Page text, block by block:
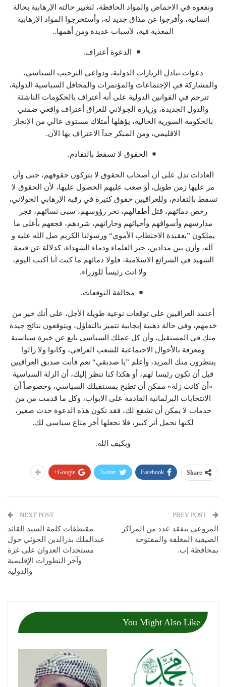
ونقعوه في الاحماض والمواد الحافظة، لتغيير حالته الإرهابية بحالة
إنسانية، وأفرجوا عن مذاق جديد له، وأستخرجوا المواد الإرهابية
المغذية فيه، لأسباب عديدة ومن أهمها..
الدعوة أعتراف.
دعوات تبادل الزيارات الدولية، ودواعي الترحيب السياسي،
والمشاركة في الإجتماعات والمؤتمرات والمحافل السياسية الدولية،
تترجم في القوانين الدولية على أنه أعتراف بالحكومات الناشئة
والدول الجديدة، وزيارة الجولاني للعراق أعتراف واقعي ضمني
بالحكومة السورية الحالية، يؤهلها أمتلاك مستوى عالي من الإنجاز
الاقليمي، ومن المبكر جدآ الاعتراف بها الآن.
الحقوق لا تسقط بالتقادم.
العادات تدل على أن أصحاب الحقوق لا يتركون حقوقهم، حتى وأن
مر عليها زمن طويل، أو صعب عليهم الحصول عليها، لأن الحقوق لا
تسقط بالتقادم، وللعراقيين حقوق كثيرة في رقبة الإرهابي الجولاني،
رخص دمائهم، قتل أطفالهم، نحر رؤوسهم، سبى نسائهم، فجر
مدارسهم وأسواقهم وأحيائهم وحاراتهم، شردهم، فجعهم بأغلى ما
يملكون ”بعقيدة الاحتطاب الأموي“ ورسولنا الكريم صل الله عليه و
آله، وأزن بين مدادين، حبر العلماء ودماء الشهداء، كدلالة عن قيمة
الشهيد في الشرائع الاسلامية، فلولا دمائهم ما كنت أنا أكتب اليوم،
ولا انت رئيساً للوزراء.
مخالفة التوقعات.
أعتمد العراقيين على توقعات نوعية طويلة الأجل، على أنك خير من
خدمهم، وفي حالة ذهنية إيجابية تتميز بالتفاؤل، ويتوقعون نتائج جيدة
منك في المستقبل، وأن كل عملك السياسي نابع عن خبرة سياسية
ومعرفة بالأحوال الاجتماعية للشعب العراقي، وكانوا ولا زالوا
ينتظرون منك المزيد، وأعلم ”يا صديقي“ نعم فأنت صديق العراقيين
قبل أن تكون رئيسا لهم، أو هكذا كنا ننظر إليك، أن الزلة السياسية
«أن كانت زلة» ممكن أن تطيح بمستقبلك السياسي، وخصوصاً أن
الانتخابات البرلمانية القادمة على الابواب، وكل ما قدمت من من
خدمات لا يمكن أن تشفع لك، فقد تكون هذه الدعوة حدث صغير،
لكنها تحمل أثر كبير، فلا تجعلها أخر متاع سياسي لك.
وبكيف الله.
Share
Facebook
Twitter
Google+
المروعي يتفقد عدد من المراكز
الصيفية المغلقة والمفتوحة
بمحافظة إب.
NEXT POST
مقتطفات كلمة السيد القائد
عبدالملك بدرالدين الحوثي حول
مستجدات العدوان على غزة
وآخر التطورات الإقليمية
والدولية
You Might Also Like